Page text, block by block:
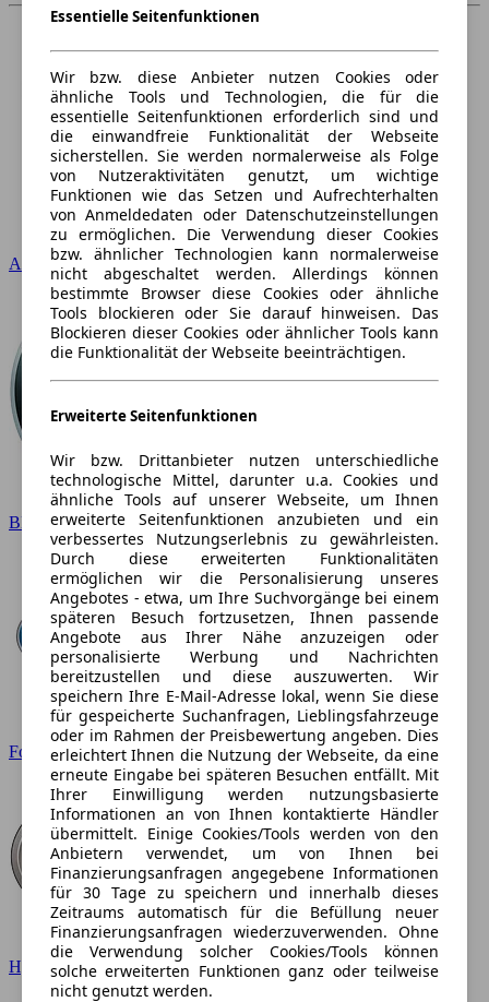
Audi
BMW
Ford
Hyundai
Essentielle Seitenfunktionen
Wir bzw. diese Anbieter nutzen Cookies oder
ähnliche Tools und Technologien, die für die
essentielle Seitenfunktionen erforderlich sind und
die einwandfreie Funktionalität der Webseite
sicherstellen. Sie werden normalerweise als Folge
von Nutzeraktivitäten genutzt, um wichtige
Funktionen wie das Setzen und Aufrechterhalten
von Anmeldedaten oder Datenschutzeinstellungen
zu ermöglichen. Die Verwendung dieser Cookies
bzw. ähnlicher Technologien kann normalerweise
nicht abgeschaltet werden. Allerdings können
bestimmte Browser diese Cookies oder ähnliche
Tools blockieren oder Sie darauf hinweisen. Das
Blockieren dieser Cookies oder ähnlicher Tools kann
die Funktionalität der Webseite beeinträchtigen.
Erweiterte Seitenfunktionen
Wir bzw. Drittanbieter nutzen unterschiedliche
technologische Mittel, darunter u.a. Cookies und
ähnliche Tools auf unserer Webseite, um Ihnen
erweiterte Seitenfunktionen anzubieten und ein
verbessertes Nutzungserlebnis zu gewährleisten.
Durch diese erweiterten Funktionalitäten
ermöglichen wir die Personalisierung unseres
Angebotes - etwa, um Ihre Suchvorgänge bei einem
späteren Besuch fortzusetzen, Ihnen passende
Angebote aus Ihrer Nähe anzuzeigen oder
personalisierte Werbung und Nachrichten
bereitzustellen und diese auszuwerten. Wir
speichern Ihre E-Mail-Adresse lokal, wenn Sie diese
für gespeicherte Suchanfragen, Lieblingsfahrzeuge
oder im Rahmen der Preisbewertung angeben. Dies
erleichtert Ihnen die Nutzung der Webseite, da eine
erneute Eingabe bei späteren Besuchen entfällt. Mit
Ihrer Einwilligung werden nutzungsbasierte
Informationen an von Ihnen kontaktierte Händler
übermittelt. Einige Cookies/Tools werden von den
Anbietern verwendet, um von Ihnen bei
Finanzierungsanfragen angegebene Informationen
für 30 Tage zu speichern und innerhalb dieses
Zeitraums automatisch für die Befüllung neuer
Finanzierungsanfragen wiederzuverwenden. Ohne
die Verwendung solcher Cookies/Tools können
solche erweiterten Funktionen ganz oder teilweise
nicht genutzt werden.